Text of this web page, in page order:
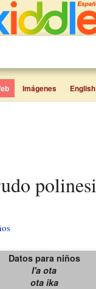
Imágenes English
Datos para niños
I'a ota
ota ika